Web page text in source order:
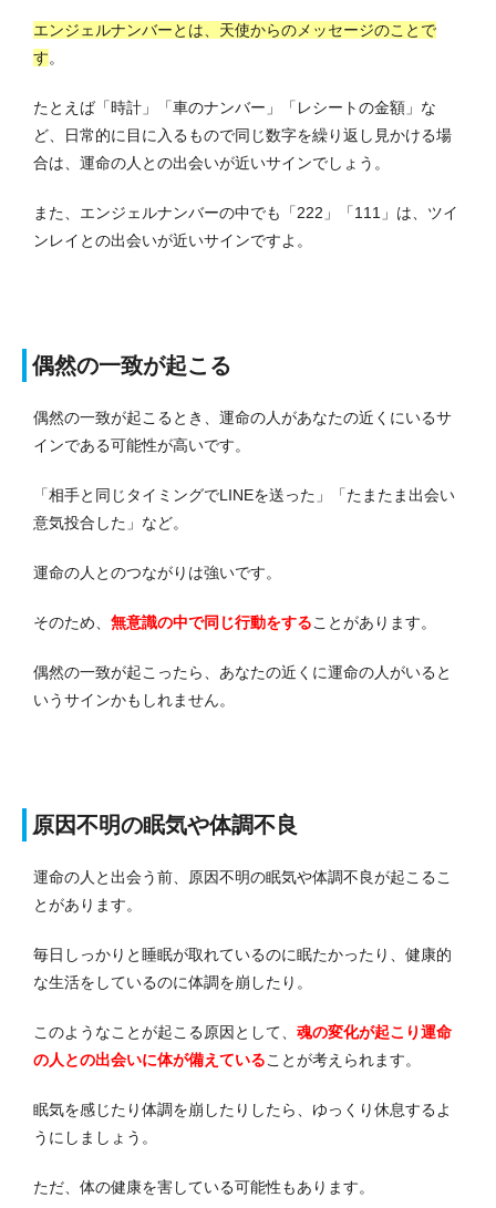
エンジェルナンバーとは、天使からのメッセージのことで
す。
たとえば「時計」「車のナンバー」「レシートの金額」な
ど、日常的に目に入るもので同じ数字を繰り返し見かける場
合は、運命の人との出会いが近いサインでしょう。
また、エンジェルナンバーの中でも「222」「111」は、ツイ
ンレイとの出会いが近いサインですよ。
偶然の一致が起こる
偶然の一致が起こるとき、運命の人があなたの近くにいるサ
インである可能性が高いです。
「相手と同じタイミングでLINEを送った」「たまたま出会い
意気投合した」など。
運命の人とのつながりは強いです。
そのため、 無意識の中で同じ行動をすることがあります。
偶然の一致が起こったら、あなたの近くに運命の人がいると
いうサインかもしれません。
原因不明の眠気や体調不良
運命の人と出会う前、原因不明の眠気や体調不良が起こるこ
とがあります。
毎日しっかりと睡眠が取れているのに眠たかったり、健康的
な生活をしているのに体調を崩したり。
このようなことが起こる原因として、 魂の変化が起こり運命
の人との出会いに体が備えていることが考えられます。
眠気を感じたり体調を崩したりしたら、ゆっくり休息するよ
うにしましょう。
ただ、体の健康を害している可能性もあります。